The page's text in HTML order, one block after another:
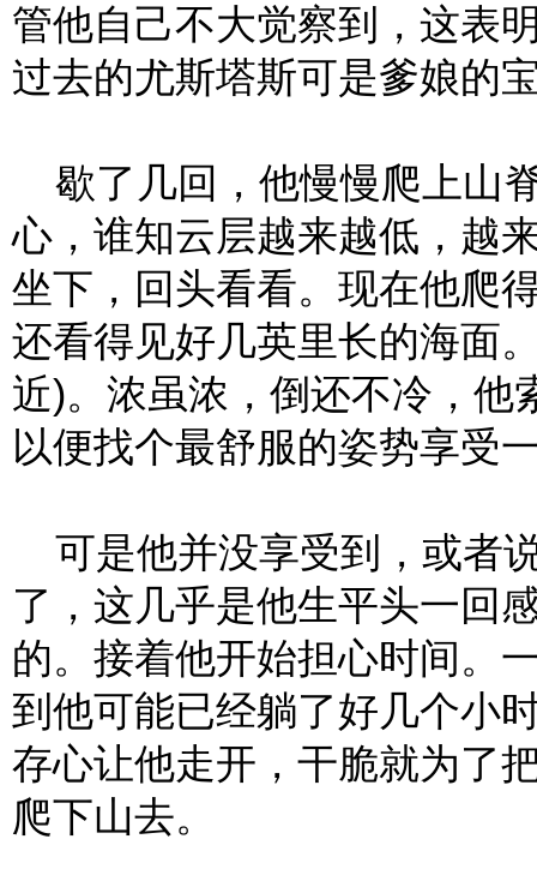
管他自己不大觉察到，这表
过去的尤斯塔斯可是爹娘的
歇了几回，他慢慢爬上山
心，谁知云层越来越低，越
坐下，回头看看。现在他爬
还看得见好几英里长的海面
近)。浓虽浓，倒还不冷，他
以便找个最舒服的姿势享受
可是他并没享受到，或者
了，这几乎是他生平头一回
的。接着他开始担心时间。
到他可能已经躺了好几个小
存心让他走开，干脆就为了
爬下山去。